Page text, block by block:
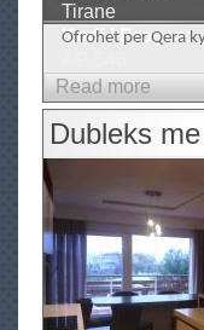
a
n
e
R
e
z
i
e
n
Tirane
Kodi i Prones:
Ofrohet per Qera
Read more
b
t
D
u
b
l
Dubleks